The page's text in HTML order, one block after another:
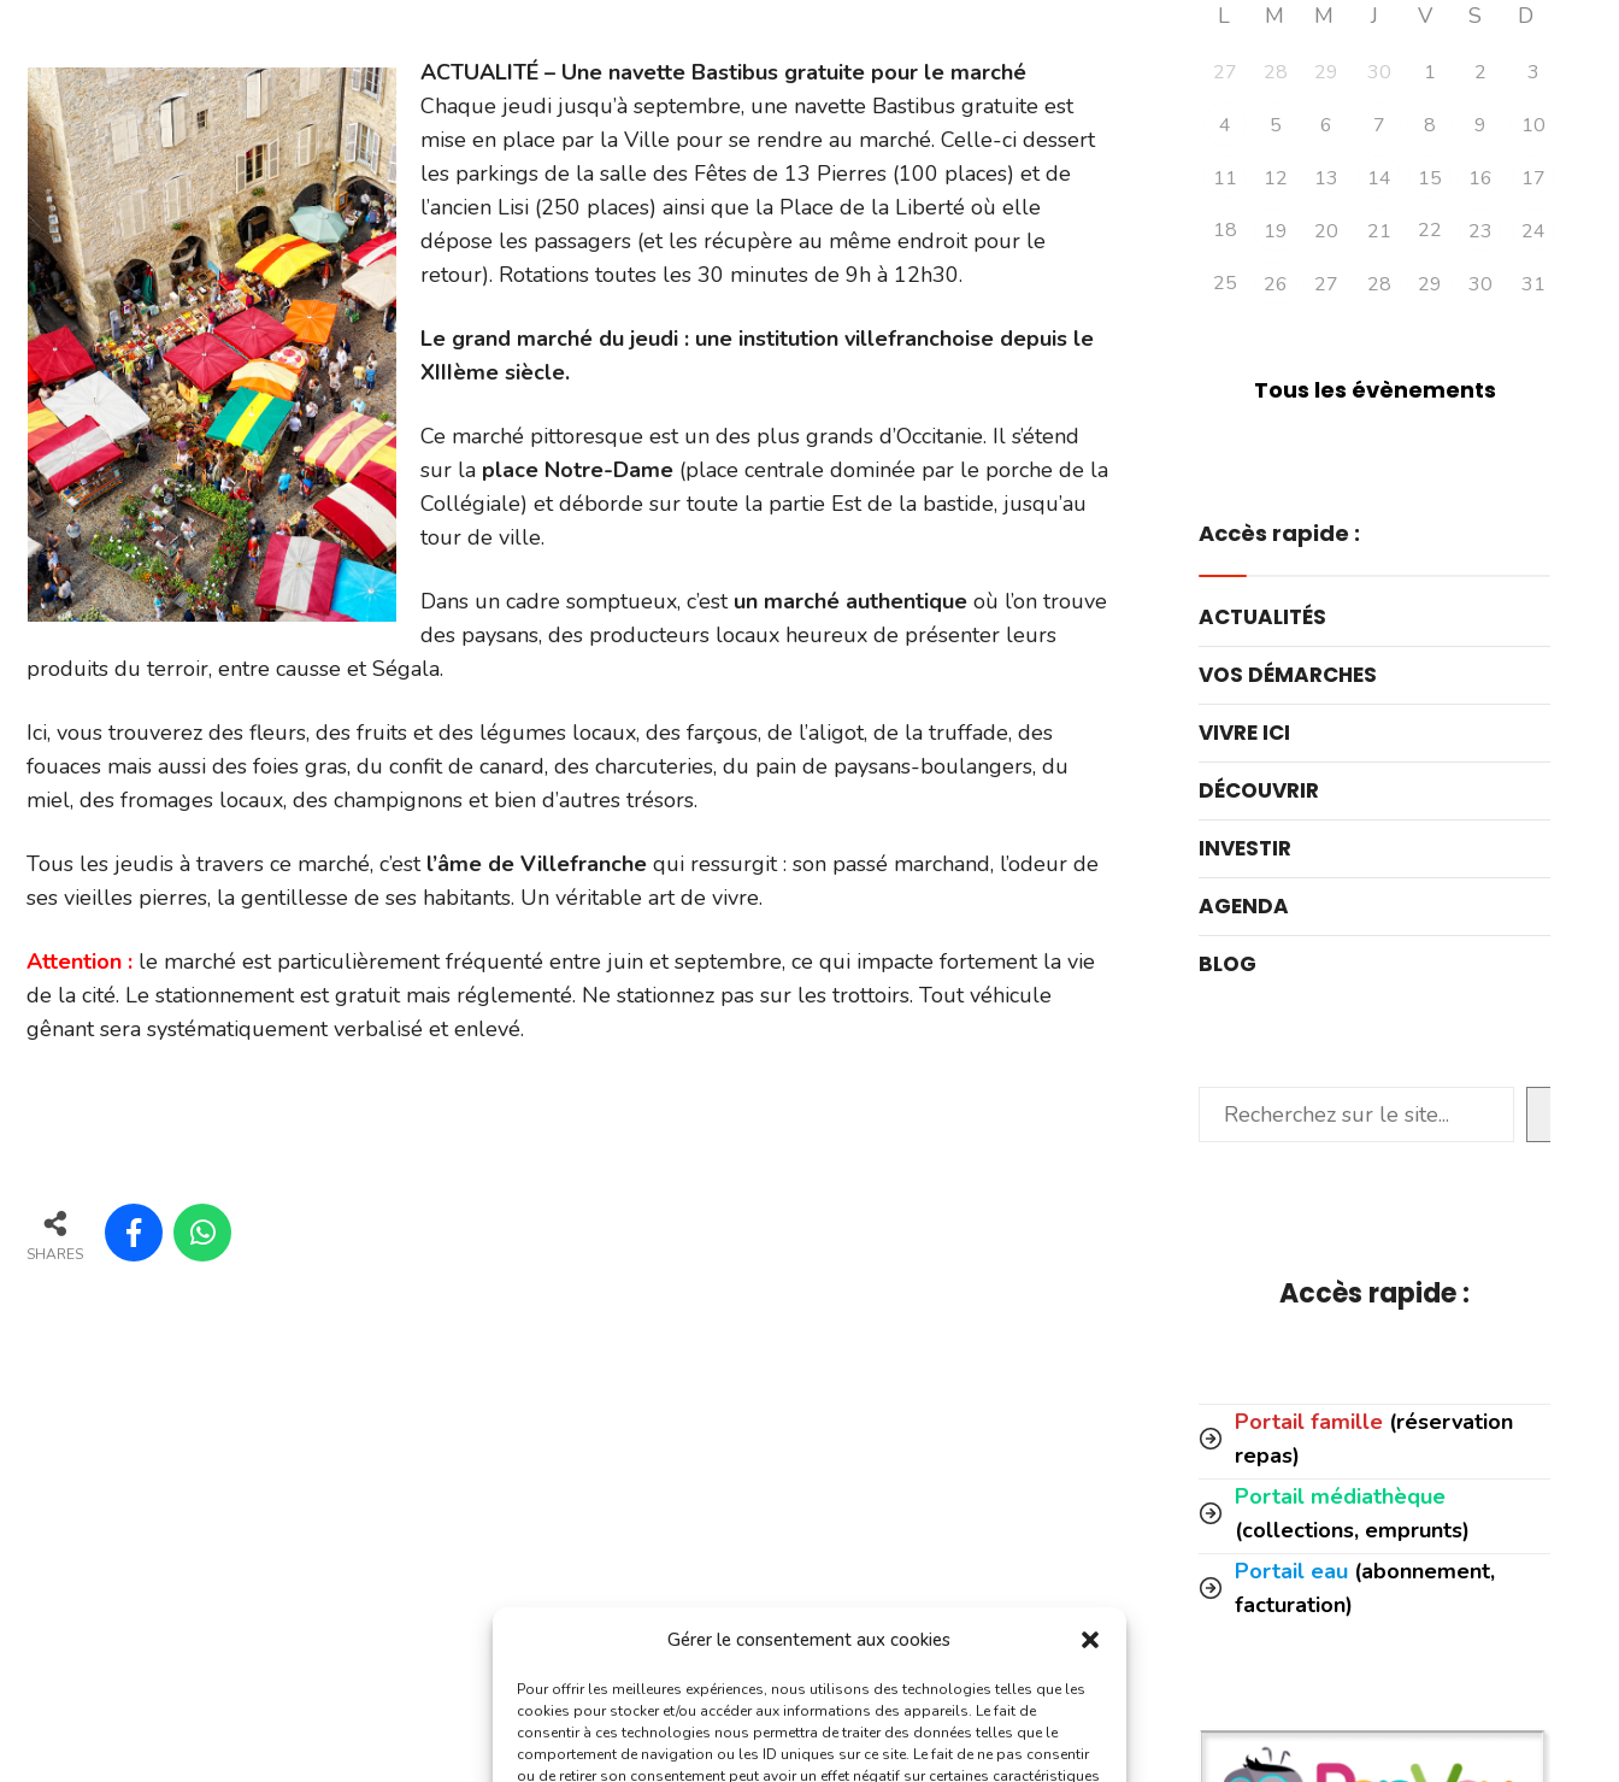
Gérer le consentement aux cookies
Pour offrir les meilleures expériences, nous utilisons des technologies telles que les
cookies pour stocker et/ou accéder aux informations des appareils. Le fait de
consentir à ces technologies nous permettra de traiter des données telles que le
comportement de navigation ou les ID uniques sur ce site. Le fait de ne pas consentir
ou de retirer son consentement peut avoir un effet négatif sur certaines caractéristiques
ACTUALITÉ – Une navette Bastibus gratuite pour le marché
Chaque jeudi jusqu’à septembre, une navette Bastibus gratuite est
mise en place par la Ville pour se rendre au marché. Celle-ci dessert
les parkings de la salle des Fêtes de 13 Pierres (100 places) et de
l’ancien Lisi (250 places) ainsi que la Place de la Liberté où elle
dépose les passagers (et les récupère au même endroit pour le
retour). Rotations toutes les 30 minutes de 9h à 12h30.
Le grand marché du jeudi : une institution villefranchoise depuis le
XIIIème siècle.
Ce marché pittoresque est un des plus grands d’Occitanie. Il s’étend
sur la place Notre-Dame (place centrale dominée par le porche de la
Collégiale) et déborde sur toute la partie Est de la bastide, jusqu’au
tour de ville.
Dans un cadre somptueux, c’estun marché authentique où l’on trouve
des paysans, des producteurs locaux heureux de présenter leurs
produits du terroir, entre causse et Ségala.
Ici, vous trouverez des fleurs, des fruits et des légumes locaux, des farçous, de l’aligot, de la truffade, des
fouaces mais aussi des foies gras, du confit de canard, des charcuteries, du pain de paysans-boulangers, du
miel, des fromages locaux, des champignons et bien d’autres trésors.
Tous les jeudis à travers ce marché, c’est l’âme de Villefranche qui ressurgit : son passé marchand, l’odeur de
ses vieilles pierres, la gentillesse de ses habitants. Un véritable art de vivre.
Attention : le marché est particulièrement fréquenté entre juin et septembre, ce qui impacte fortement la vie
de la cité. Le stationnement est gratuit mais réglementé. Ne stationnez pas sur les trottoirs. Tout véhicule
gênant sera systématiquement verbalisé et enlevé.
SHARES
L M M J V S D
27 28 29 30 1 2
3
4
5 6 7 8 9
10
11
12 13 14 15 16
17
18
19 20 21 22 23
24
25
26 27 28 29 30 31
Tous les évènements
Accès rapide :
ACTUALITÉS
VOS DÉMARCHES
VIVRE ICI
DÉCOUVRIR
INVESTIR
AGENDA
BLOG
Rechercher
Accès rapide :
Portail famille (réservation
repas)
Portail médiathèque
(collections, emprunts)
Portail eau (abonnement,
facturation)